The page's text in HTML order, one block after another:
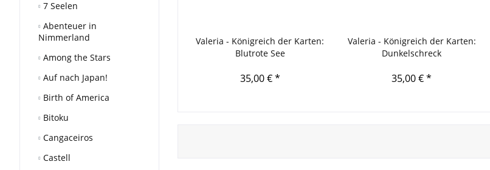
7 Seelen
Abenteuer in
Nimmerland
Among the Stars
Auf nach Japan!
Birth of America
Bitoku
Cangaceiros
Castell
Valeria - Königreich der Karten:
Blutrote See
35,00 € *
Valeria - Königreich der Karten:
Dunkelschreck
35,00 € *